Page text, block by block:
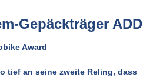
Gepäckträger ADD
Award
tief an seine zweite Reling, dass